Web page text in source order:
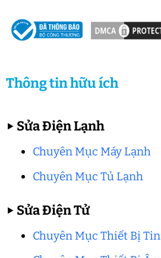
Thông tin hữu ích
▶ Sửa Điện Lạnh
Chuyên Mục Máy Lạnh
Chuyên Mục Tủ Lạnh
▶ Sửa Điện Tử
Chuyên Mục Thiết Bị